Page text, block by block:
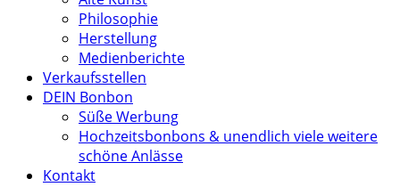
Philosophie
Herstellung
Medienberichte
Verkaufsstellen
DEIN Bonbon
Süße Werbung
Hochzeitsbonbons & unendlich viele weitere
schöne Anlässe
Kontakt